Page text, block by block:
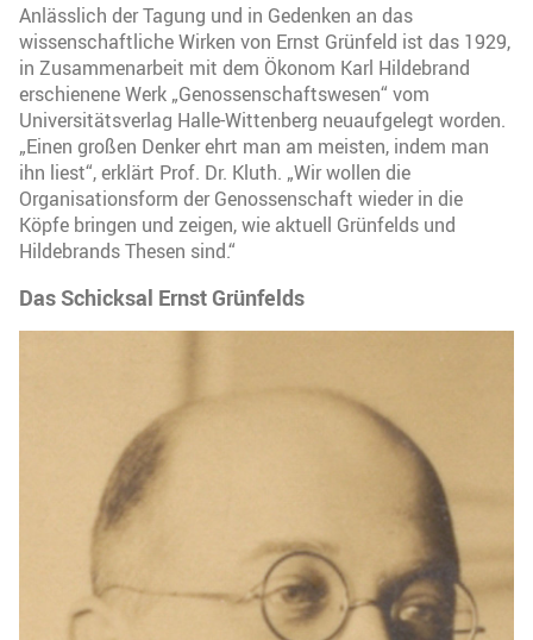
Anlässlich der Tagung und in Gedenken an das
wissenschaftliche Wirken von Ernst Grünfeld ist das 1929,
in Zusammenarbeit mit dem Ökonom Karl Hildebrand
erschienene Werk „Genossenschaftswesen“ vom
Universitätsverlag Halle-Wittenberg neuaufgelegt worden.
„Einen großen Denker ehrt man am meisten, indem man
ihn liest“, erklärt Prof. Dr. Kluth. „Wir wollen die
Organisationsform der Genossenschaft wieder in die
Köpfe bringen und zeigen, wie aktuell Grünfelds und
Hildebrands Thesen sind.“
Das Schicksal Ernst Grünfelds